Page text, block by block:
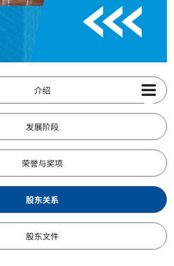
介绍
发展阶段
荣誉与奖项
股东关系
股东文件